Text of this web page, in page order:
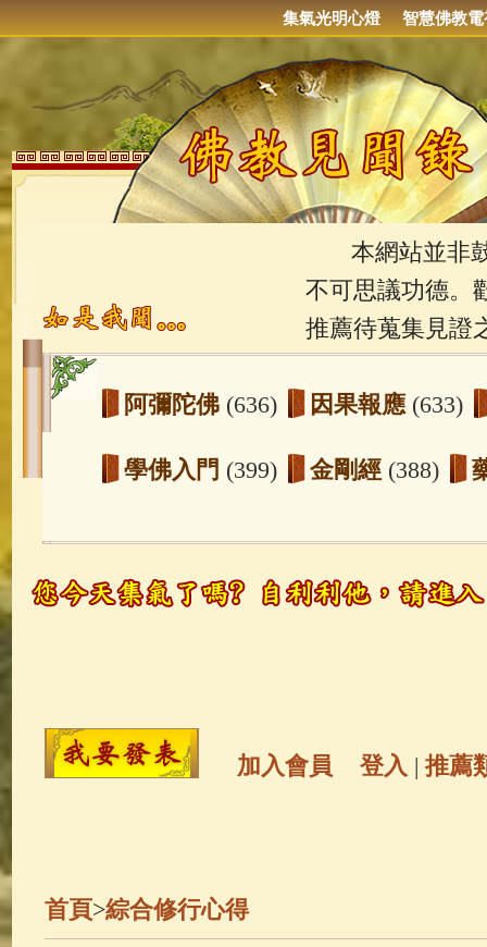
集氣光明心燈 智慧佛教電
本網站並非鼓
不可思議功德。
推薦待蒐集見證
阿彌陀佛 (636) 因果報應 (633)
學佛入門 (399) 金剛經 (388)
玉曆寶鈔(236) 地藏經(225)
觀世音菩薩 (146) 聖救度佛母(
金山活佛
善財童子五十三參
加入會員 登入 | 推薦
首頁>綜合修行心得